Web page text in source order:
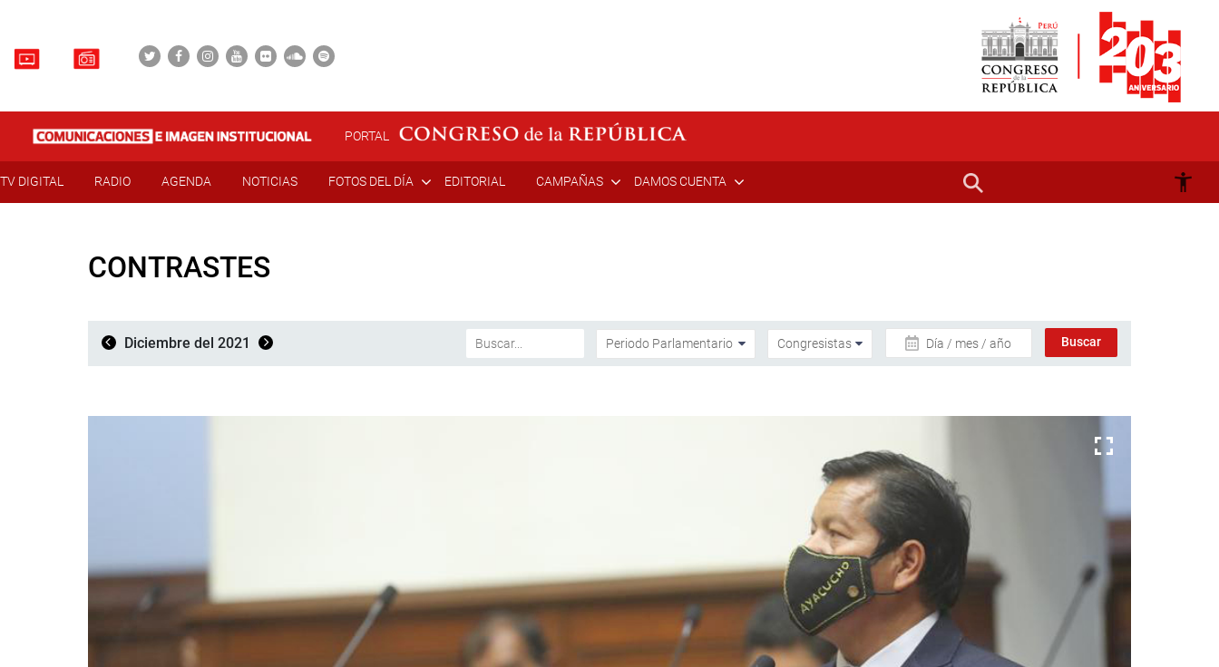
PORTAL
TV DIGITAL RADIO AGENDA NOTICIAS FOTOS DEL DÍA EDITORIAL CAMPAÑAS DAMOS CUENTA
CONTRASTES
Diciembre del 2021 Día / mes / año